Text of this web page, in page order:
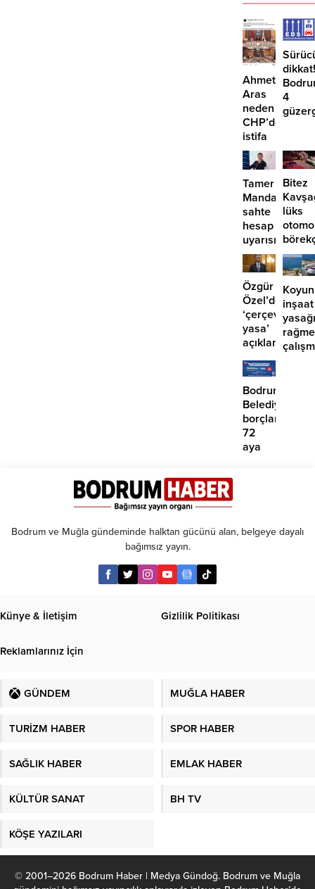
Ahmet
Aras
neden
CHP’den
istifa
etmiyor?
dikkat!
4
Tamer
sahte
hesap
uyarısı
Bitez
lüks
girdi:
2
Özgür
Özel’den
‘çerçeve
yasa’
açıklaması:
‘İmza
atma
çabamız
yok’
inşaat
Bodrum
borçlara
72
aya
Bodrum ve Muğla gündeminde halktan gücünü alan, belgeye dayalı
bağımsız yayın.
Künye & İletişim Gizlilik Politikası
Reklamlarınız İçin
GÜNDEM MUĞLA HABER
TURİZM HABER SPOR HABER
SAĞLIK HABER EMLAK HABER
KÜLTÜR SANAT BH TV
KÖŞE YAZILARI
© 2001–2026 Bodrum Haber | Medya Gündoğ. Bodrum ve Muğla